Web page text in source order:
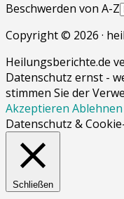
Beschwerden von A-Z
Copyright © 2026 ·
Heilungsberichte.de
Datenschutz ernst -
stimmen Sie der
Akzeptieren Ablehnen
Datenschutz &
Schließen